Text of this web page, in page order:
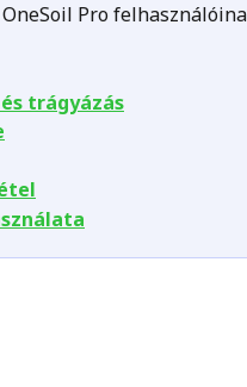
OneSoil Pro
trágyázás